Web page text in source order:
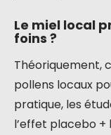
Le miel local
foins ?
Théoriquement,
pollens locaux
pratique, les
l’effet placebo +